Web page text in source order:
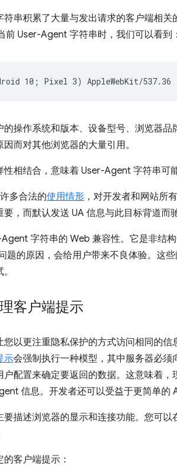
符串积累了大量与发出请求的客户端相
前 User-Agent 字符串时，我们可以看到：
操作系统和版本、设备型号、浏览器
而对其他浏览器的大量引用。
相结合，意味着 User-Agent 字符串可
多合法的使用情形 ，对开发者和网站所
，而默认发送 UA 信息与此目标背道而驰
字符串的 Web 兼容性。它是非结
题的原因，会给用户带来不良体验。这
客户端提示
您以更注重隐私保护的方式访问相同的
示会强制执行一种模型，其中服务器必
配置来确定要返回的数据。这意味着
信息。开发者还可以受益于更简单的
要描述浏览器的显示和连接功能。您可以
客户端提示：